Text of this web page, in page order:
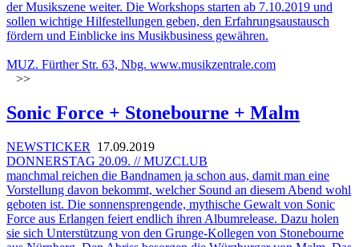
der Musikszene weiter. Die Workshops starten ab 7.10.2019 und
sollen wichtige Hilfestellungen geben, den Erfahrungsaustausch
fördern und Einblicke ins Musikbusiness gewähren.
MUZ. Fürther Str. 63, Nbg. www.musikzentrale.com
>>
Sonic Force + Stonebourne + Malm
NEWSTICKER
17.09.2019
DONNERSTAG 20.09. // MUZCLUB
manchmal reichen die Bandnamen ja schon aus, damit man eine
Vorstellung davon bekommt, welcher Sound an diesem Abend wohl
geboten ist. Die sonnensprengende, mythische Gewalt von Sonic
Force aus Erlangen feiert endlich ihren Albumrelease. Dazu holen
sie sich Unterstützung von den Grunge-Kollegen von Stonebourne